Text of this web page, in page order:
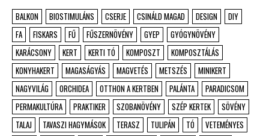
BALKON BIOSTIMULÁNS CSERJE CSINÁLD MAGAD DESIGN
DIY
FA
FISKARS FŰ FŰSZERNÖVÉNY GYEP
GYÓGYNÖVÉNY
KARÁCSONY
KERT KERTI TÓ KOMPOSZT
KOMPOSZTÁLÁS
KONYHAKERT
MAGASÁGYÁS MAGVETÉS METSZÉS
MINIKERT
NAGYVILÁG
ORCHIDEA OTTHON A KERTBEN PALÁNTA
PARADICSOM
PERMAKULTÚRA
PRAKTIKER SZOBANÖVÉNY SZÉP KERTEK
SÖVÉNY
TALAJ
TAVASZI HAGYMÁSOK TERASZ TULIPÁN TÓ
VETEMÉNYES